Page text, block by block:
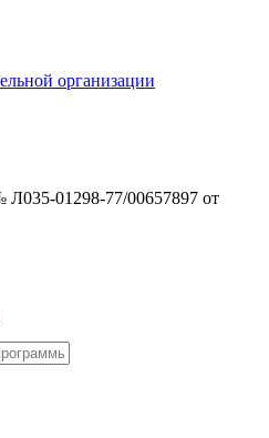
организации
Л035-01298-77/00657897 от